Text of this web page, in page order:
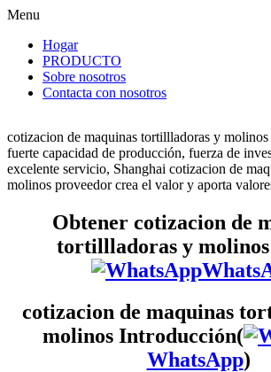
Menu
Hogar
PRODUCTO
Sobre nosotros
Contacta con nosotros
cotizacion de maquinas tortillladoras y
fuerte capacidad de producción, fuerza de
excelente servicio, Shanghai cotizacion de
molinos proveedor crea el valor y aporta
Obtener cotizacion de
tortillladoras y
cotizacion de maquinas
molinos Introducción(
WhatsApp)